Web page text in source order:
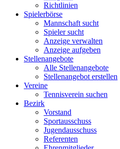
Richtlinien
Spielerbörse
Mannschaft sucht
Spieler sucht
Anzeige verwalten
Anzeige aufgeben
Stellenangebote
Alle Stellenangebote
Stellenangebot erstellen
Vereine
Tennisverein suchen
Bezirk
Vorstand
Sportausschuss
Jugendausschuss
Referenten